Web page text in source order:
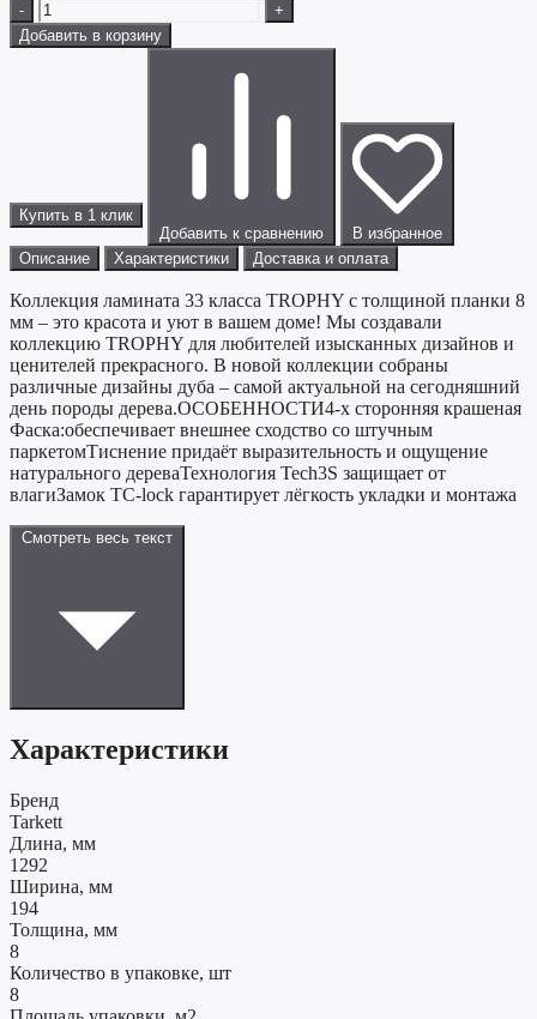
-
+
Добавить в корзину
Купить в 1 клик
Добавить к сравнению
В избранное
Описание
Характеристики Доставка и оплата
Коллекция ламината 33 класса TROPHY с толщиной планки 8
мм – это красота и уют в вашем доме! Мы создавали
коллекцию TROPHY для любителей изысканных дизайнов и
ценителей прекрасного. В новой коллекции собраны
различные дизайны дуба – самой актуальной на сегодняшний
день породы дерева.ОСОБЕННОСТИ4-х сторонняя крашеная
Фаска:обеспечивает внешнее сходство со штучным
паркетомТиснение придаёт выразительность и ощущение
натурального дереваТехнология Tech3S защищает от
влагиЗамок TC-lock гарантирует лёгкость укладки и монтажа
Смотреть весь текст
Характеристики
Бренд
Tarkett
Длина, мм
1292
Ширина, мм
194
Толщина, мм
8
Количество в упаковке, шт
8